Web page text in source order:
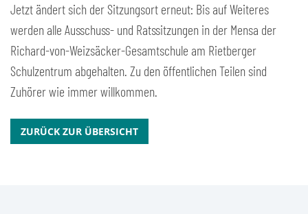
Jetzt ändert sich der Sitzungsort erneut: Bis auf Weiteres
werden alle Ausschuss- und Ratssitzungen in der Mensa der
Richard-von-Weizsäcker-Gesamtschule am Rietberger
Schulzentrum abgehalten. Zu den öffentlichen Teilen sind
Zuhörer wie immer willkommen.
ZURÜCK ZUR ÜBERSICHT